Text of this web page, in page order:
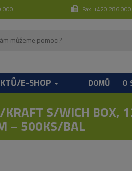
000 Fax: +420 286
E-SHOP DOMŮ O
S/WICH BOX,
– 500KS/BAL